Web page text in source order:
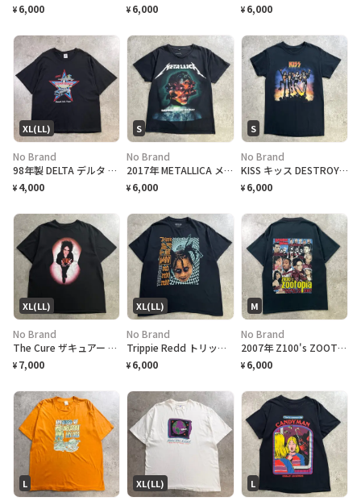
¥ 6,000 ¥ 6,000 ¥ 6,000
XL(LL)
No Brand
98年製 DELTA デルタ ベトナム帰還兵 メモリアルクラシック プリント Tシャツ メンズXL 古着 1998年 短丈リサイズ アメカジ 黒
¥ 4,000
S
No Brand
2017年 METALLICA メタリカ WorldWired 世界ツアー バンドTシャツ メンズS 古着 ロックT WorldWired Tour 2017 両面プリント ツアー日程 黒色
¥ 6,000
S
No Brand
KISS キッス DESTROYER 地獄の軍団 アルバム アート プリント Tシャツ メンズS相当 古着 ロックT 黒色
¥ 6,000
XL(LL)
No Brand
The Cure ザキュアー Robert Smith ロバートスミス プリントTシャツ メンズXL 古着 バンドTシャツ 黒色
¥ 7,000
XL(LL)
No Brand
Trippie Redd トリッピーレッド 1400 フェイスフォト サイケデリック ラップTシャツ メンズXL 古着 ヒップホップ 黒
¥ 6,000
M
No Brand
2007年 Z100's ZOOTOPIA 2007 音楽フェス 両面プロモ Tシャツ メンズM 古着 マルーン5 リアーナ フェスT バンT ラジオ局 Y2K 黒色
¥ 6,000
L XL(LL) L